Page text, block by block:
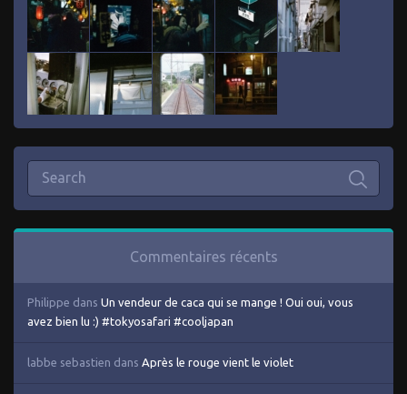
Commentaires récents
Philippe dans Un vendeur de caca qui se mange ! Oui oui, vous
avez bien lu :) #tokyosafari #cooljapan
labbe sebastien dans Après le rouge vient le violet